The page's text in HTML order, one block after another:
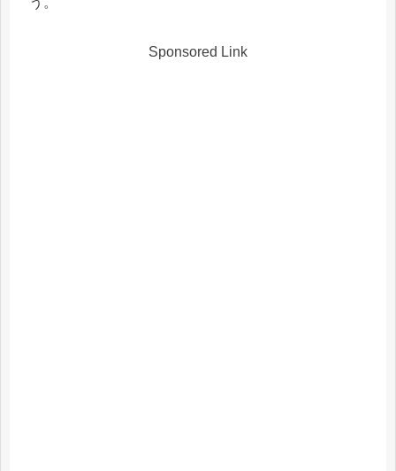
Sponsored Link